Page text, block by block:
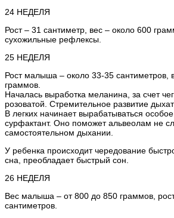
24 НЕДЕЛЯ
Рост – 31 сантиметр, вес – около 600
сухожильные рефлексы.
25 НЕДЕЛЯ
Рост малыша – около 33-35 сантиметров,
граммов.
Началась выработка меланина, за счет
розоватой. Стремительное развитие
В легких начинает вырабатываться
сурфактант. Оно поможет альвеолам не
самостоятельном дыхании.
У ребенка происходит чередование
сна, преобладает быстрый сон.
26 НЕДЕЛЯ
Вес малыша – от 800 до 850 граммов,
сантиметров.